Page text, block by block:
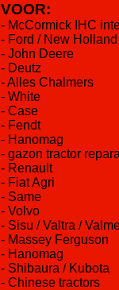
VOOR:
- McCormick IHC
- Ford / New Holland
- John Deere
- Deutz
- Alles Chalmers
- White
- Case
- Fendt
- Hanomag
- gazon tractor
- Renault
- Fiat Agri
- Same
- Volvo
- Sisu / Valtra /
- Massey Ferguson
- Hanomag
- Shibaura / Kubota
- Chinese tractors